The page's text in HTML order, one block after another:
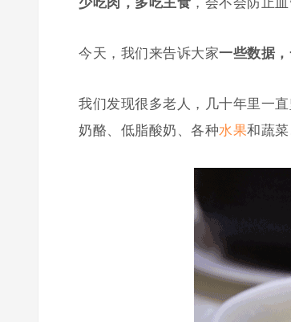
今天，我们来告诉大家一些数据，
我们发现很多老人，几十年里一
奶酪、低脂酸奶、各种水果和蔬